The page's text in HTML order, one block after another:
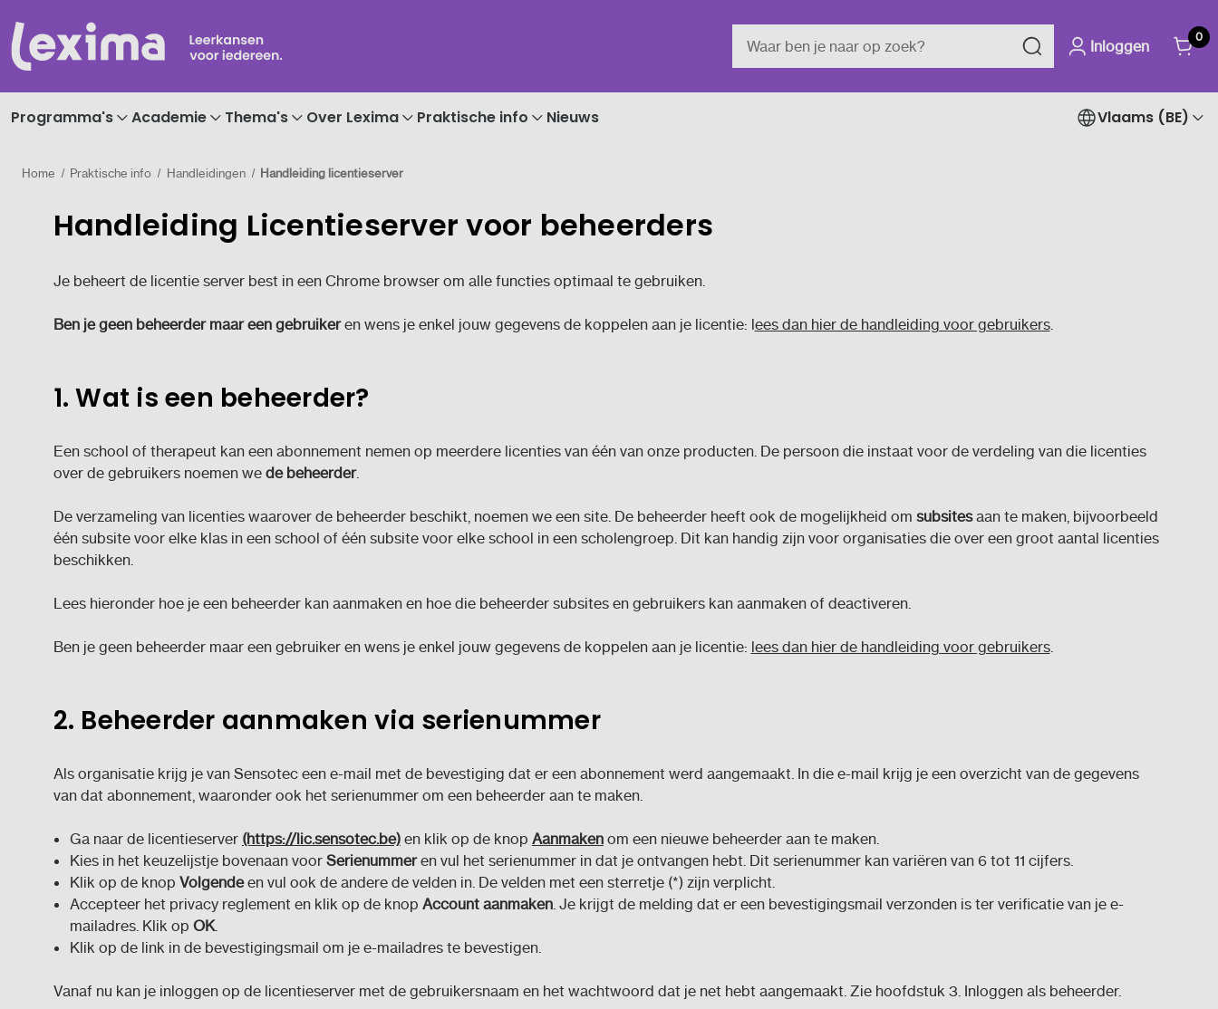
Inloggen
0
Programma's Academie Thema's Over Lexima Praktische info Nieuws Vlaams (BE)
Home Praktische info Handleidingen Handleiding licentieserver
Handleiding Licentieserver voor beheerders
Je beheert de licentie server best in een Chrome browser om alle functies optimaal te gebruiken.
Ben je geen beheerder maar een gebruikeren wens je enkel jouw gegevens de koppelen aan je licentie: lees dan hier de handleiding voor gebruikers.
1. Wat is een beheerder?
Een school of therapeut kan een abonnement nemen op meerdere licenties van één van onze producten. De persoon die instaat voor de verdeling van die licenties
over de gebruikers noemen we de beheerder.
De verzameling van licenties waarover de beheerder beschikt, noemen we een site. De beheerder heeft ook de mogelijkheid om subsitesaan te maken, bijvoorbeeld
één subsite voor elke klas in een school of één subsite voor elke school in een scholengroep. Dit kan handig zijn voor organisaties die over een groot aantal licenties
beschikken.
Lees hieronder hoe je een beheerder kan aanmaken en hoe die beheerder subsites en gebruikers kan aanmaken of deactiveren.
Ben je geen beheerder maar een gebruiker en wens je enkel jouw gegevens de koppelen aan je licentie: lees dan hier de handleiding voor gebruikers.
2. Beheerder aanmaken via serienummer
Als organisatie krijg je van Sensotec een e-mail met de bevestiging dat er een abonnement werd aangemaakt. In die e-mail krijg je een overzicht van de gegevens
van dat abonnement, waaronder ook het serienummer om een beheerder aan te maken.
Ga naar de licentieserver (https://lic.sensotec.be)en klik op de knop Aanmakenom een nieuwe beheerder aan te maken.
Kies in het keuzelijstje bovenaan voor Serienummeren vul het serienummer in dat je ontvangen hebt. Dit serienummer kan variëren van 6 tot 11 cijfers.
Klik op de knop Volgendeen vul ook de andere de velden in. De velden met een sterretje (*) zijn verplicht.
Accepteer het privacy reglement en klik op de knop Account aanmaken. Je krijgt de melding dat er een bevestigingsmail verzonden is ter verificatie van je e-
mailadres. Klik op OK.
Klik op de link in de bevestigingsmail om je e-mailadres te bevestigen.
Vanaf nu kan je inloggen op de licentieserver met de gebruikersnaam en het wachtwoord dat je net hebt aangemaakt. Zie hoofdstuk 3. Inloggen als beheerder.